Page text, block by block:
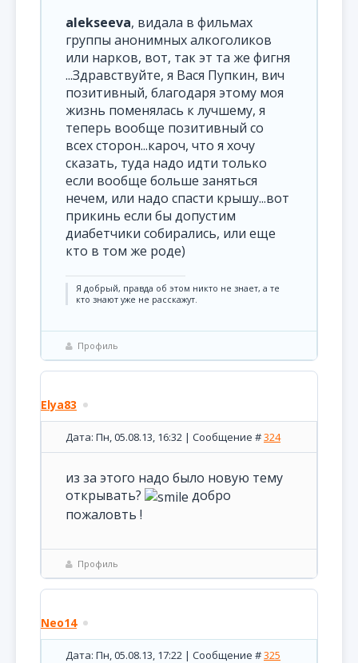
alekseeva, видала в фильмах
группы анонимных алкоголиков
или нарков, вот, так эт та же фигня
...Здравствуйте, я Вася Пупкин, вич
позитивный, благодаря этому моя
жизнь поменялась к лучшему, я
теперь вообще позитивный со
всех сторон...кароч, что я хочу
сказать, туда надо идти только
если вообще больше заняться
нечем, или надо спасти крышу...вот
прикинь если бы допустим
диабетчики собирались, или еще
кто в том же роде)
Я добрый, правда об этом никто не знает, а те
кто знают уже не расскажут.
Профиль
Elya83
Дата: Пн, 05.08.13, 16:32 | Сообщение #324
из за этого надо было новую тему
открывать?
добро
пожаловть !
Профиль
Neo14
Дата: Пн, 05.08.13, 17:22 | Сообщение #325